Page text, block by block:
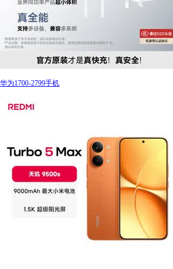
华为1700-2799手机